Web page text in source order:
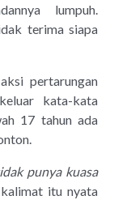
lumpuh.
terima siapa
pertarungan
kata-kata
17 tahun ada
punya kuasa
kalimat itu nyata